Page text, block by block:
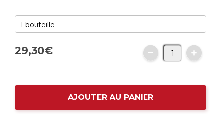
29,30€
AJOUTER AU PANIER